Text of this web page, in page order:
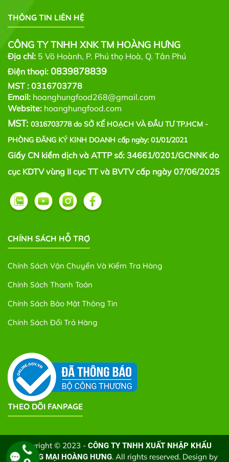
THÔNG TIN LIÊN HỆ
CÔNG TY TNHH XNK TM HOÀNG HƯNG
Địa chỉ: 5 Võ Hoành, P. Phú thọ Hoà, Q. Tân Phú
Điện thoại: 0839878839
MST : 0316703778
Email: hoanghungfood268@gmail.com
Website: hoanghungfood.com
MST: 0316703778 do SỞ KẾ HOẠCH VÀ ĐẦU TƯ TP.HCM -
PHÒNG ĐĂNG KÝ KINH DOANH cấp ngày: 01/01/2021
Giấy CN kiểm dịch và ATTP số: 34661/0201/GCNNK do
cục KDTV vùng II cục TT và BVTV cấp ngày 07/06/2025
CHÍNH SÁCH HỖ TRỢ
Chính Sách Vận Chuyển Và Kiểm Tra Hàng
Chính Sách Thanh Toán
Chính Sách Bảo Mật Thông Tin
Chính Sách Đổi Trả Hàng
THEO DÕI FANPAGE
Copyright © 2023 - CÔNG TY TNHH XUẤT NHẬP KHẨU
THƯƠNG MẠI HOÀNG HƯNG. All rights reserved. Design by